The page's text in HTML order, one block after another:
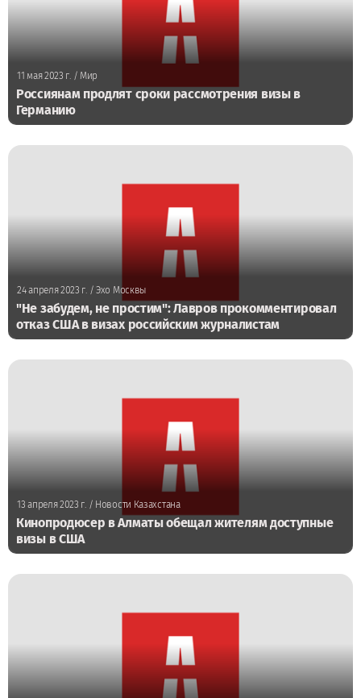
11 мая 2023 г./ Мир
Россиянам продлят сроки рассмотрения визы в
Германию
24 апреля 2023 г./ Эхо Москвы
"Не забудем, не простим": Лавров прокомментировал
отказ США в визах российским журналистам
13 апреля 2023 г./ Новости Казахстана
Кинопродюсер в Алматы обещал жителям доступные
визы в США